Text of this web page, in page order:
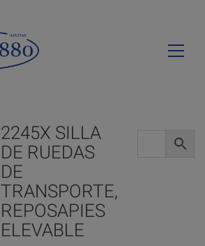
2245X SILLA
DE RUEDAS
DE
TRANSPORTE,
REPOSAPIES
ELEVABLE